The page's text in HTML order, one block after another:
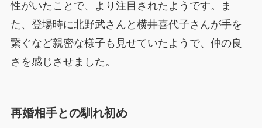
性がいたことで、より注目されたようです。ま
た、登場時に北野武さんと横井喜代子さんが手を
繋ぐなど親密な様子も見せていたようで、仲の良
さを感じさせました。
再婚相手との馴れ初め